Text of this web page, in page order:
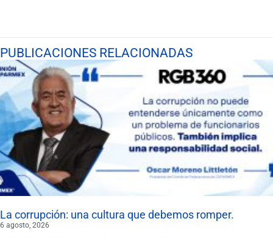
PUBLICACIONES RELACIONADAS
La corrupción: una cultura que debemos romper.
6 agosto, 2026